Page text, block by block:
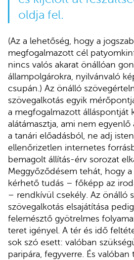
oldja fel.
(Az a lehetőség, hogy a
megfogalmazott cél
nincs valós akarat önállóan
állampolgárokra, nyilvánvaló
csupán.) Az önálló
szövegalkotás egyik
a megfogalmazott álláspontját
alátámasztja, ami nem
a tanári előadásból, ne adj
ellenőrizetlen internetes
bemagolt állítás-érv sorozat
Meggyőződésem tehát, hogy
kérhető tudás – főképp az
– rendkívül csekély. Az önálló
szövegalkotás elsajátítása
felemésztő gyötrelmes
teret igényel. A tér és idő
sok szó esett: valóban
paripára, fegyverre. És